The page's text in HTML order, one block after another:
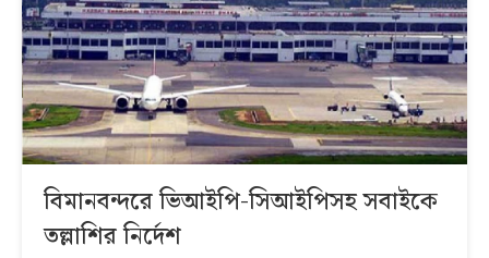
বিমানবন্দরে ভিআইপি-সিআইপিসহ সবাইকে
তল্লাশির নির্দেশ